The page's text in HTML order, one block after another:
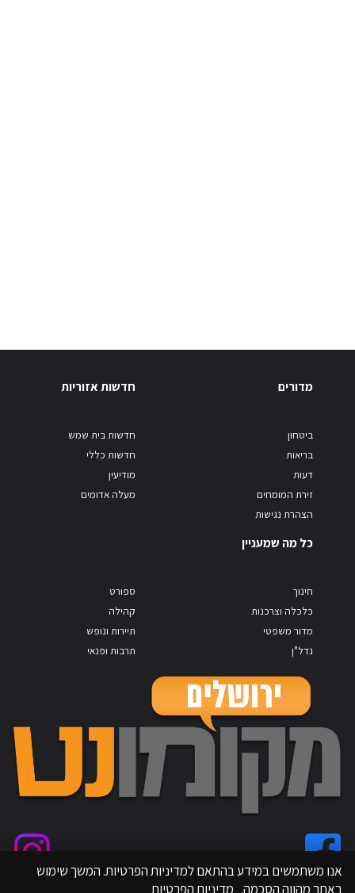
מדורים
ביטחון
בריאות
דעות
זירת המומחים
הצהרת נגישות
חדשות אזוריות
חדשות בית שמש
חדשות כללי
מודיעין
מעלה אדומים
כל מה שמעניין
חינוך
כלכלה וצרכנות
מדור משפטי
נדל"ן
ספורט
קהילה
תיירות ונופש
תרבות ופנאי
אנו משתמשים במידע בהתאם למדיניות הפרטיות. המשך שימוש
באתר מהווה הסכמה. מדיניות הפרטיות